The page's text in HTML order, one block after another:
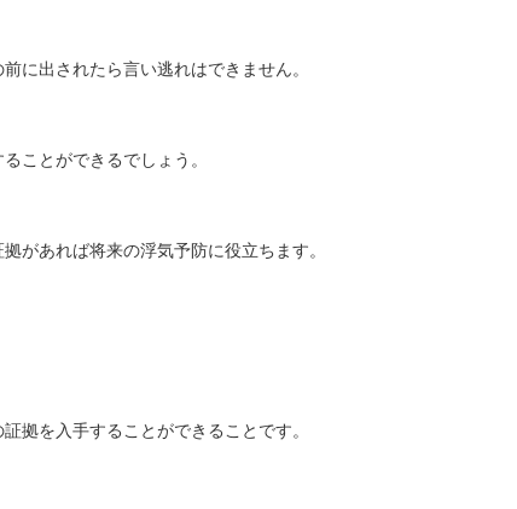
に出されたら言い逃れはできません。
ことができるでしょう。
があれば将来の浮気予防に役立ちます。
拠を入手することができることです。